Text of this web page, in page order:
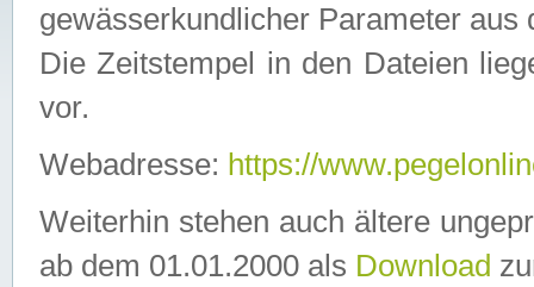
gewässerkundlicher Parameter aus
Die Zeitstempel in den Dateien
vor.
Webadresse: https://
Weiterhin stehen auch ältere
ab dem 01.01.2000 als Download